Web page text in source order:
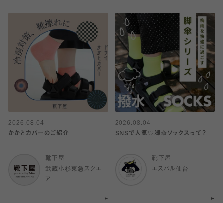
2026.08.04
かかとカバーのご紹介
靴下屋
武蔵小杉東急スクエ
ア
2026.08.04
SNSで人気♡脚傘ソックスって？
靴下屋
エスパル仙台